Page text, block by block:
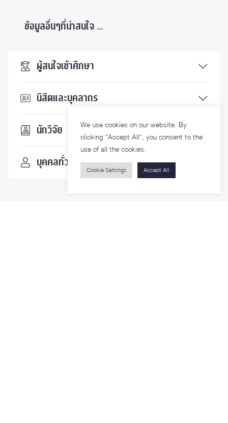
ข้อมูลอื่นๆที่น่าสนใจ ...
ผู้สนใจเข้าศึกษา
นิสิตและบุคลากร
นักวิจัย
บุคคลทั่วไป
We use cookies on our website. By
clicking “Accept All”, you consent to the
use of all the cookies.
Cookie Settings Accept All